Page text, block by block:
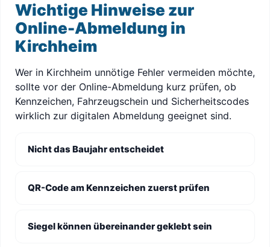
Wichtige Hinweise zur
Online-Abmeldung in
Kirchheim
Wer in Kirchheim unnötige Fehler vermeiden möchte,
sollte vor der Online-Abmeldung kurz prüfen, ob
Kennzeichen, Fahrzeugschein und Sicherheitscodes
wirklich zur digitalen Abmeldung geeignet sind.
Nicht das Baujahr entscheidet
QR-Code am Kennzeichen zuerst prüfen
Siegel können übereinander geklebt sein